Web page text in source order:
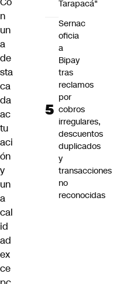
n
un
a
de
sta
ca
da
ac
tu
aci
ón
y
un
a
cal
id
ad
ex
ce
Tarapacá"
Sernac
oficia
a
Bipay
tras
reclamos
por
cobros
irregulares,
descuentos
duplicados
y
transacciones
no
reconocidas